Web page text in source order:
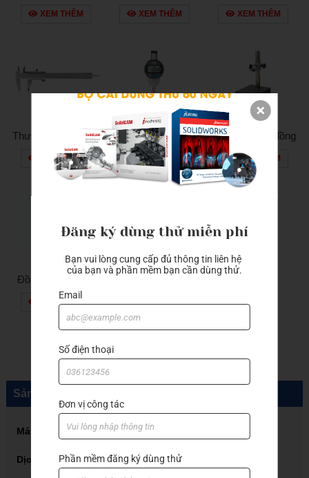
543-490b
XEM THÊM
543-472b
XEM THÊM XEM THÊM
Thước cặp du xích
530-104
XEM THÊM
Đồng hồ so điện tử
543-470b
XEM THÊM
Đế granite gá đồng
hồ so
150x200x50mm
XEM THÊM
Đồng hồ so chân
gập 513-405e
XEM THÊM
Sản phẩm
Máy in 3D ViHoth
Dịch vụ in 3D
Đăng ký dùng thử miễn phí
Bạn vui lòng cung cấp đủ thông tin liên hệ
của bạn và phần mềm bạn cần dùng thử.
Email
Số điện thoại
Đơn vị công tác
Phần mềm đăng ký dùng thử